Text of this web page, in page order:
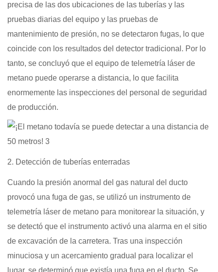
precisa de las dos ubicaciones de las tuberías y las
pruebas diarias del equipo y las pruebas de
mantenimiento de presión, no se detectaron fugas, lo que
coincide con los resultados del detector tradicional. Por lo
tanto, se concluyó que el equipo de telemetría láser de
metano puede operarse a distancia, lo que facilita
enormemente las inspecciones del personal de seguridad
de producción.
2. Detección de tuberías enterradas
Cuando la presión anormal del gas natural del ducto
provocó una fuga de gas, se utilizó un instrumento de
telemetría láser de metano para monitorear la situación, y
se detectó que el instrumento activó una alarma en el sitio
de excavación de la carretera. Tras una inspección
minuciosa y un acercamiento gradual para localizar el